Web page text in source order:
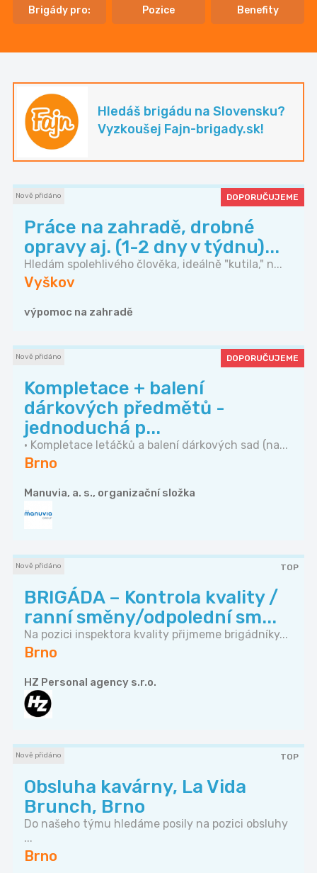
Brigády pro: Pozice Benefity
Hledáš brigádu na Slovensku?
Vyzkoušej Fajn-brigady.sk!
Nově přidáno DOPORUČUJEME
Práce na zahradě, drobné
opravy aj. (1-2 dny v týdnu)...
Hledám spolehlivého člověka, ideálně "kutila," n...
Vyškov
výpomoc na zahradě
Nově přidáno DOPORUČUJEME
Kompletace + balení
dárkových předmětů -
jednoduchá p...
• Kompletace letáčků a balení dárkových sad (na...
Brno
Manuvia, a. s., organizační složka
Nově přidáno TOP
BRIGÁDA – Kontrola kvality /
ranní směny/odpolední sm...
Na pozici inspektora kvality přijmeme brigádníky...
Brno
HZ Personal agency s.r.o.
Nově přidáno TOP
Obsluha kavárny, La Vida
Brunch, Brno
Do našeho týmu hledáme posily na pozici obsluhy
...
Brno